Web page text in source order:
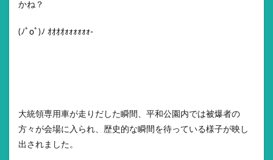
かね？
(ﾉﾟοﾟ)ﾉ ｵｵｵｵｫｫｫｫｫｫ-
大統領専用車が走りだした瞬間、平和公園内では被爆者の
方々が会場に入られ、歴史的な瞬間を待っている様子が映し
出されました。